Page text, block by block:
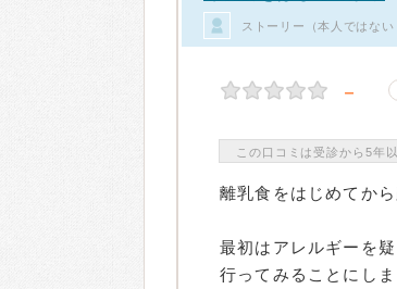
ストーリー（本人ではな
－
この口コミは受診から5年
離乳食をはじめてか
最初はアレルギーを
行ってみることにしま